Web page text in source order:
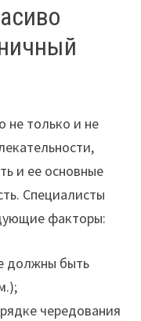
не только и не
и ее основные
Специалисты
факторы:
должны быть
чередования